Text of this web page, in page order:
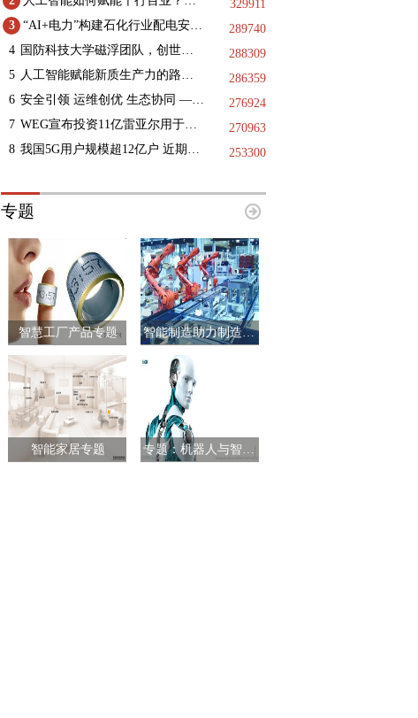
329911
3
“AI+电力”构建石化行业配电安全基石，践行绿色低碳未来
289740
4
国防科技大学磁浮团队，创世界纪录
288309
5
人工智能赋能新质生产力的路径指引
286359
6
安全引领 运维创优 生态协同 —— 第十二届国际核电运维大会于9月11日-12日在浙江海盐成功举办
276924
7
WEG宣布投资11亿雷亚尔用于巴西国内的工业扩张项目
270963
8
我国5G用户规模超12亿户 近期已启动第二阶段6G技术试验 253300
专题
智慧工厂产品专题 智能制造助力制造业升级
智能家居专题 专题：机器人与智能制造